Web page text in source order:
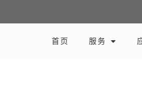
首页 服务